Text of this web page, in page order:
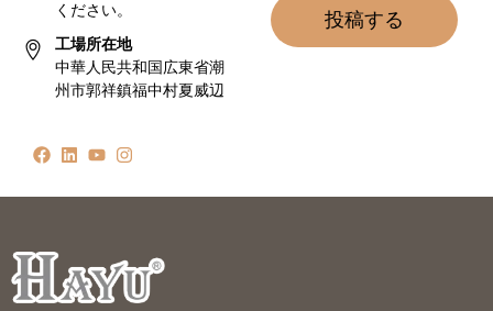
ください。
工場所在地
中華人民共和国広東省潮
州市郭祥鎮福中村夏威辺
投稿する